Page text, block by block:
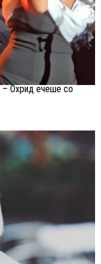
– Охрид ечеше со